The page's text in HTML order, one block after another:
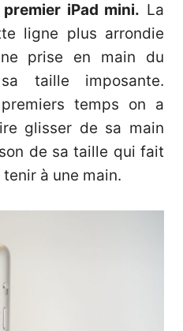
iPad mini. La
ligne plus arrondie
prise en main du
taille imposante.
temps on a
glisser de sa main
de sa taille qui fait
à une main.